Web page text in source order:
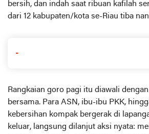
bersih, dan indah saat ribuan kafilah
dari 12 kabupaten/kota se-Riau tiba
-
Rangkaian goro pagi itu diawali
bersama. Para ASN, ibu-ibu PKK,
kebersihan kompak bergerak di
keluar, langsung dilanjut aksi nyata: